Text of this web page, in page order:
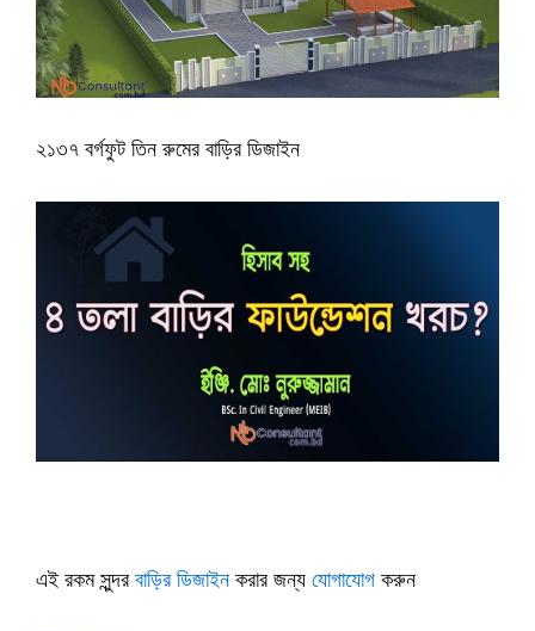
২১৩৭ বর্গফুট তিন রুমের বাড়ির ডিজাইন
এই রকম সুন্দরবাড়ির ডিজাইন করার জন্য যোগাযোগ করুন